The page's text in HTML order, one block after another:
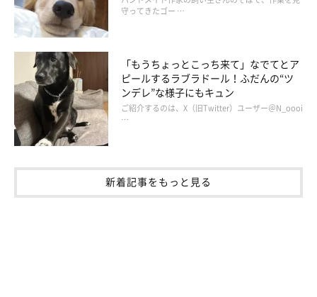
守ってきたゴー …
「もうちょっとこっち来て」なでてとア
ピールするラブラドール！ふだんの“ツ
ンデレ”な様子にもキュン
ご紹介するのは、X（旧Twitter）ユーザー＠N_oooi
…
新着記事をもっと見る